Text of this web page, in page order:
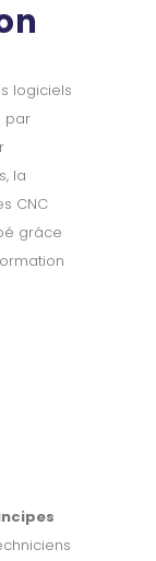
logiciels
par
la
CNC
grâce